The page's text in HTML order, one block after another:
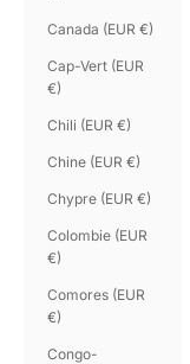
Canada (EUR €)
Cap-Vert (EUR
€)
Chili (EUR €)
Chine (EUR €)
Chypre (EUR €)
Colombie (EUR
€)
Comores (EUR
€)
Congo-